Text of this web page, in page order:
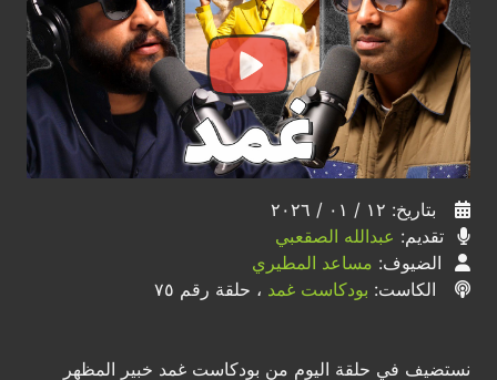
بتاريخ: ١٢ / ٠١ / ٢٠٢٦
تقديم: عبدالله الصقعبي
الضيوف: مساعد المطيري
الكاست: بودكاست غمد ، حلقة رقم ٧٥
نستضيف في حلقة اليوم من بودكاست غمد خبير المظهر